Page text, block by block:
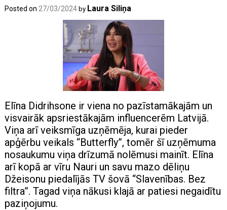
Posted on 27/03/2024 by Laura Siliņa
Elīna Didrihsone ir viena no pazīstamākajām un
visvairāk apsriestākajām influencerēm Latvijā.
Viņa arī veiksmīga uzņēmēja, kurai pieder
apģērbu veikals “Butterfly”, tomēr šī uzņēmuma
nosaukumu viņa drīzumā nolēmusi mainīt. Elīna
arī kopā ar vīru Nauri un savu mazo dēliņu
Džeisonu piedalījās TV šovā “Slavenības. Bez
filtra”. Tagad viņa nākusi klajā ar patiesi negaidītu
paziņojumu.